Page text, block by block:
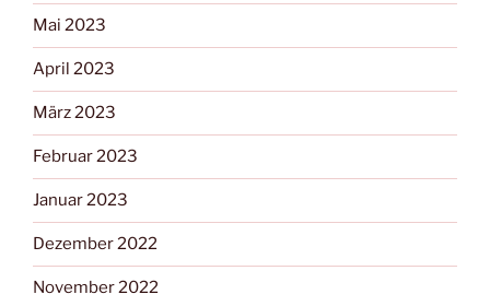
Mai 2023
April 2023
März 2023
Februar 2023
Januar 2023
Dezember 2022
November 2022